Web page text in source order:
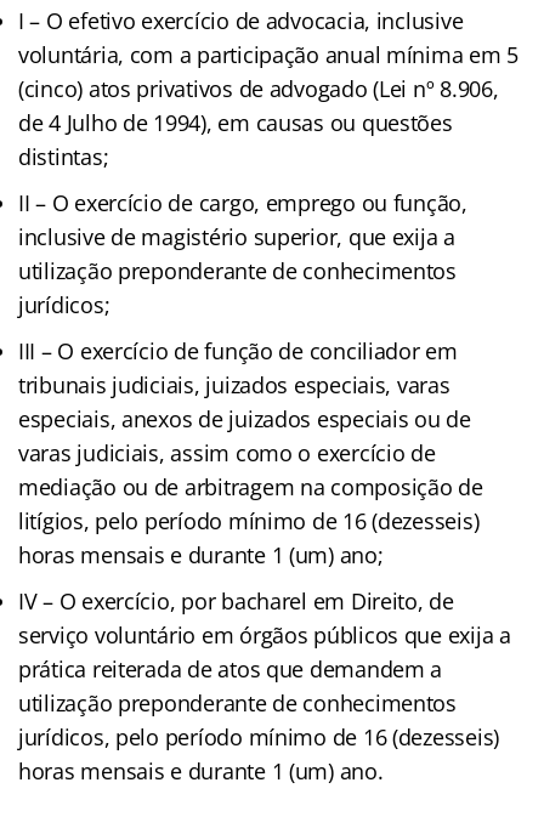
I – O efetivo exercício de advocacia, inclusive
voluntária, com a participação anual mínima em 5
(cinco) atos privativos de advogado (Lei nº 8.906,
de 4 Julho de 1994), em causas ou questões
distintas;
II – O exercício de cargo, emprego ou função,
inclusive de magistério superior, que exija a
utilização preponderante de conhecimentos
jurídicos;
III – O exercício de função de conciliador em
tribunais judiciais, juizados especiais, varas
especiais, anexos de juizados especiais ou de
varas judiciais, assim como o exercício de
mediação ou de arbitragem na composição de
litígios, pelo período mínimo de 16 (dezesseis)
horas mensais e durante 1 (um) ano;
IV – O exercício, por bacharel em Direito, de
serviço voluntário em órgãos públicos que exija a
prática reiterada de atos que demandem a
utilização preponderante de conhecimentos
jurídicos, pelo período mínimo de 16 (dezesseis)
horas mensais e durante 1 (um) ano.